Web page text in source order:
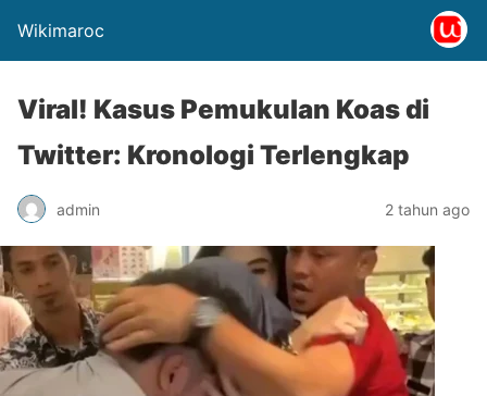
Wikimaroc
Viral! Kasus Pemukulan Koas di
Twitter: Kronologi Terlengkap
admin 2 tahun ago